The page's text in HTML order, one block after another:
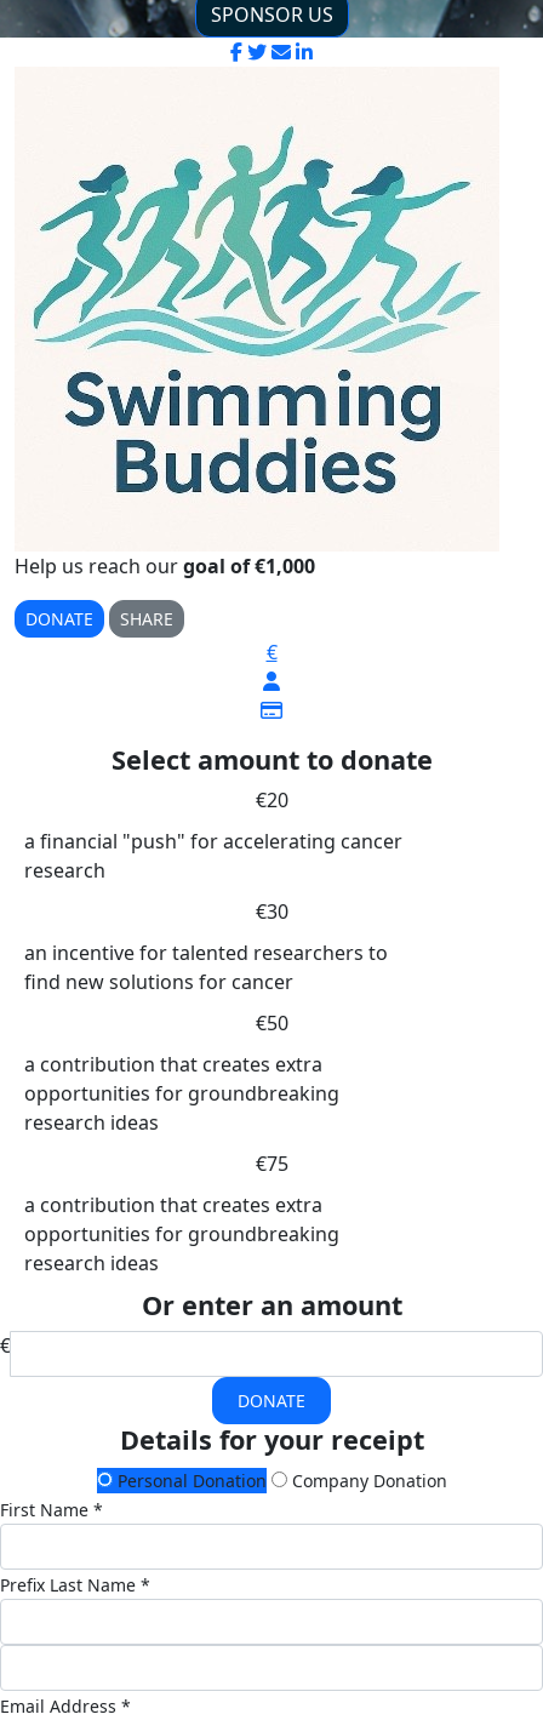
SPONSOR US
Help us reach ourgoal of €1,000
DONATE SHARE
€
Select amount to donate
€20
a financial "push" for accelerating cancer
research
€30
an incentive for talented researchers to
find new solutions for cancer
€50
a contribution that creates extra
opportunities for groundbreaking
research ideas
€75
a contribution that creates extra
opportunities for groundbreaking
research ideas
Or enter an amount
€
DONATE
Details for your receipt
Personal Donation
Company Donation
First Name *
Prefix Last Name *
Email Address *